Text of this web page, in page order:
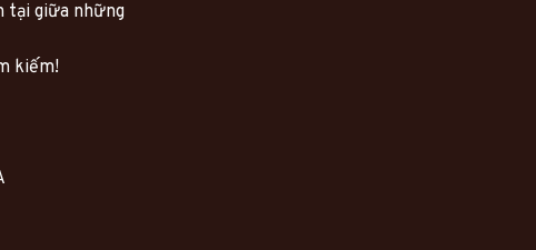
tại giữa những
kiếm!